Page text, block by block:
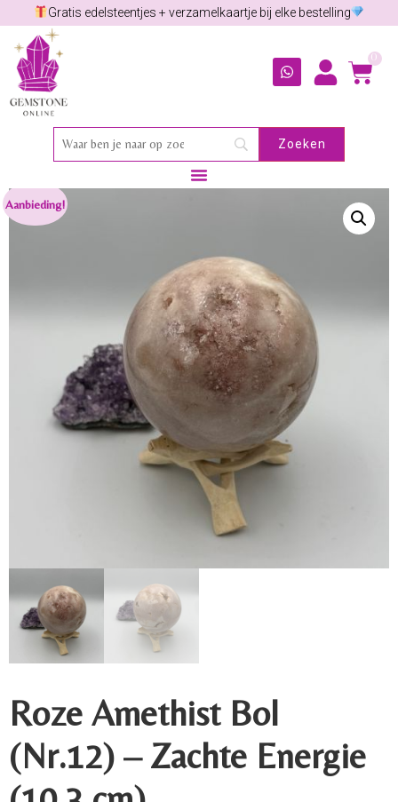
Gratis edelsteentjes + verzamelkaartje bij elke bestelling
0
Aanbieding!
Roze Amethist Bol
(Nr.12) – Zachte Energie